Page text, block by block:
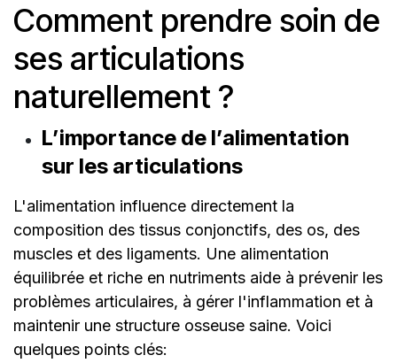
Comment prendre soin de
ses articulations
naturellement ?
L’importance de l’alimentation
sur les articulations
L'alimentation influence directement la
composition des tissus conjonctifs, des os, des
muscles et des ligaments. Une alimentation
équilibrée et riche en nutriments aide à prévenir les
problèmes articulaires, à gérer l'inflammation et à
maintenir une structure osseuse saine. Voici
quelques points clés: